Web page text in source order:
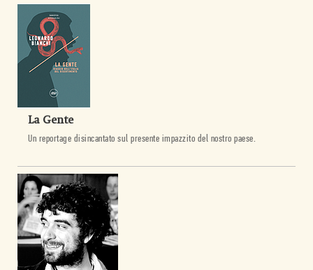
La Gente
Un reportage disincantato sul presente impazzito del nostro paese.